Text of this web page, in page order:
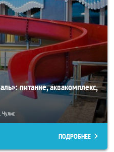
питание, аквакомплекс,
Чулис
ПОДРОБНЕЕ